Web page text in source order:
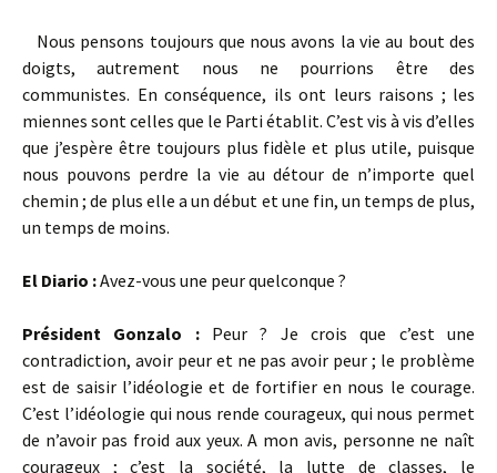
Nous pensons toujours que nous avons la vie au bout des
doigts, autrement nous ne pourrions être des
communistes. En conséquence, ils ont leurs raisons ; les
miennes sont celles que le Parti établit. C’est vis à vis d’elles
que j’espère être toujours plus fidèle et plus utile, puisque
nous pouvons perdre la vie au détour de n’importe quel
chemin ; de plus elle a un début et une fin, un temps de plus,
un temps de moins.
El Diario :Avez-vous une peur quelconque ?
Président Gonzalo : Peur ? Je crois que c’est une
contradiction, avoir peur et ne pas avoir peur ; le problème
est de saisir l’idéologie et de fortifier en nous le courage.
C’est l’idéologie qui nous rende courageux, qui nous permet
de n’avoir pas froid aux yeux. A mon avis, personne ne naît
courageux ; c’est la société, la lutte de classes, le